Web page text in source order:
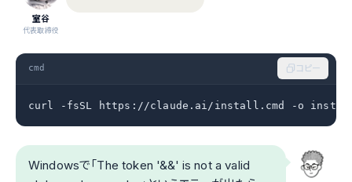
室谷
代表取締役
cmd コピー
curl -fsSL https://claude.ai/install.cmd -o
Windowsで「The token '&&' is not a valid